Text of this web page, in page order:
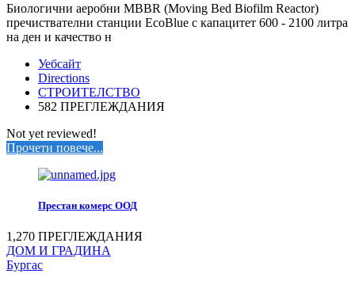
Биологични аеробни MBBR (Moving Bed Biofilm Reactor)
пречиствателни станции EcoBlue с капацитет 600 - 2100 литра
на ден и качество н
Уебсайт
Directions
СТРОИТЕЛСТВО
582 ПРЕГЛЕЖДАНИЯ
Not yet reviewed!
Прочети повече...
Престан комерс ООД
1,270 ПРЕГЛЕЖДАНИЯ
ДОМ И ГРАДИНА
Бургас